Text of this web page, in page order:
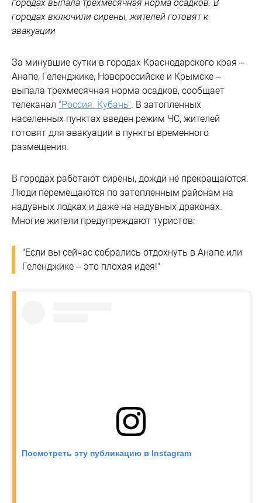
городах выпала трехмесячная норма осадков. В
городах включили сирены, жителей готовят к
эвакуации
За минувшие сутки в городах Краснодарского края –
Анапе, Геленджике, Новороссийске и Крымске –
выпала трехмесячная норма осадков, сообщает
телеканал "Россия. Кубань" . В затопленных
населенных пунктах введен режим ЧС, жителей
готовят для эвакуации в пункты временного
размещения.
В городах работают сирены, дожди не прекращаются.
Люди перемещаются по затопленным районам на
надувных лодках и даже на надувных драконах.
Многие жители предупреждают туристов:
"Если вы сейчас собрались отдохнуть в Анапе или
Геленджике – это плохая идея!"
Посмотреть эту публикацию в Instagram